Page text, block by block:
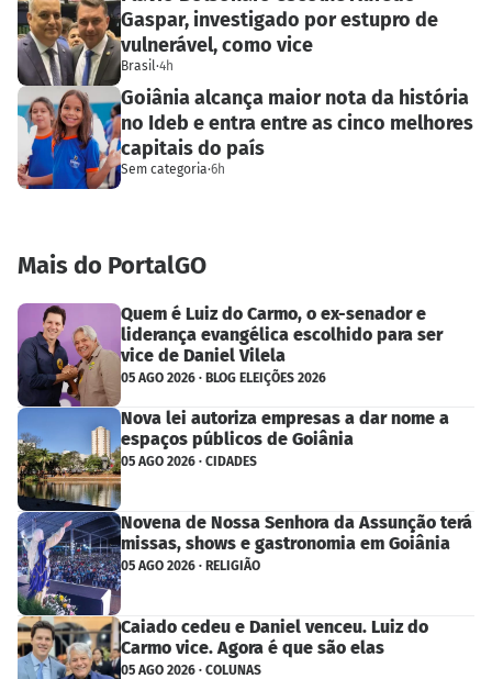
Gaspar, investigado por estupro de
vulnerável, como vice
Brasil·4h
Goiânia alcança maior nota da história
no Ideb e entra entre as cinco melhores
capitais do país
Sem categoria·6h
Mais do PortalGO
Quem é Luiz do Carmo, o ex-senador e
liderança evangélica escolhido para ser
vice de Daniel Vilela
05 AGO 2026 · BLOG ELEIÇÕES 2026
Nova lei autoriza empresas a dar nome a
espaços públicos de Goiânia
05 AGO 2026 · CIDADES
Novena de Nossa Senhora da Assunção terá
missas, shows e gastronomia em Goiânia
05 AGO 2026 · RELIGIÃO
Caiado cedeu e Daniel venceu. Luiz do
Carmo vice. Agora é que são elas
05 AGO 2026 · COLUNAS